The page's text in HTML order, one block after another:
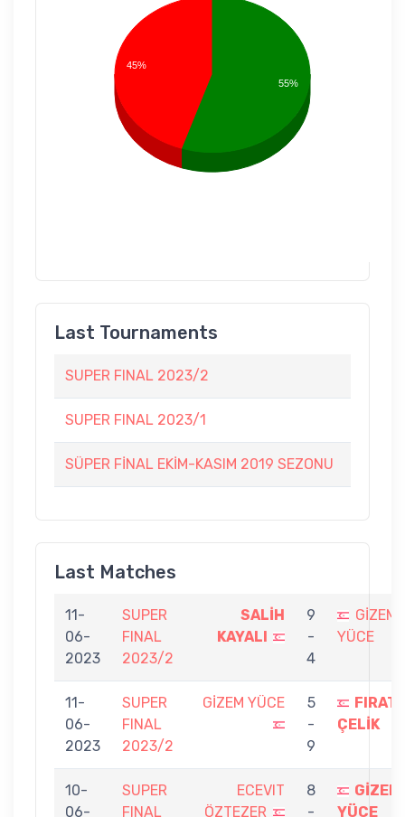
45%
55%
Last Tournaments
SUPER FINAL 2023/2
SUPER FINAL 2023/1
SÜPER FİNAL EKİM-KASIM 2019 SEZONU
Last Matches
11-
06-
2023
SUPER
FINAL
2023/2
SALİH
KAYALI
9
-
4
GİZEM
YÜCE
11-
06-
2023
SUPER
FINAL
2023/2
GİZEM YÜCE
5
-
9
FIRAT
ÇELİK
10-
06-
SUPER
FINAL
ECEVIT
ÖZTEZER
8
-
GİZEM
YÜCE